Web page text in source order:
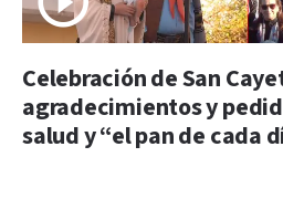
Celebración de San
agradecimientos y
salud y “el pan de cada